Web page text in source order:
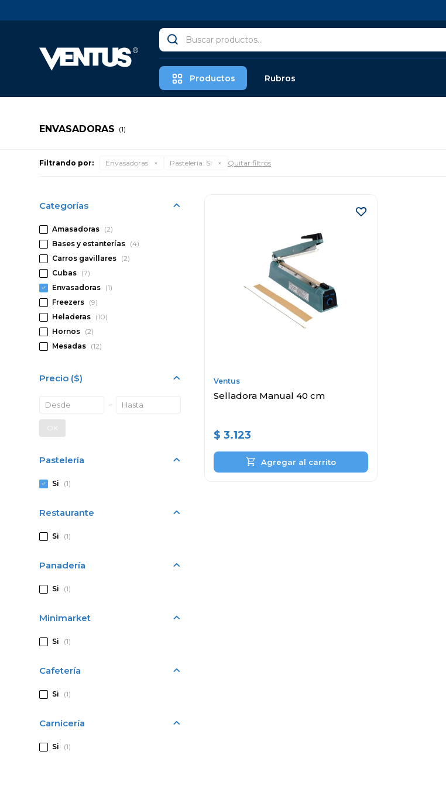
Productos Rubros
ENVASADORAS (1)
Filtrando por: Envasadoras Pastelería: Si Quitar filtros
Ventus
Selladora Manual 40 cm
$ 3.123
Categorías
Amasadoras (2)
Bases y estanterías (4)
Carros gavillares (2)
Cubas (7)
Envasadoras (1)
Freezers (9)
Heladeras (10)
Hornos (2)
Mesadas (12)
Precio ($)
OK
Pastelería
Si (1)
Restaurante
Si (1)
Panadería
Si (1)
Minimarket
Si (1)
Cafetería
Si (1)
Carnicería
Si (1)